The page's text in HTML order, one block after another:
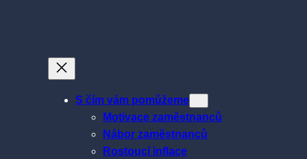
S čím vám pomůžeme
Motivace zaměstnanců
Nábor zaměstnanců
Rostoucí inflace